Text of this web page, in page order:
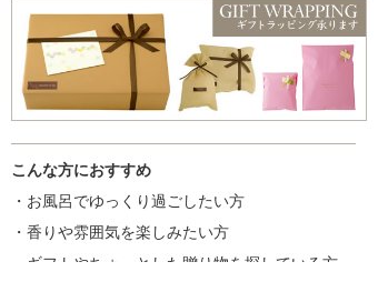
こんな方におすすめ
・お風呂でゆっくり過ごしたい方
・香りや雰囲気を楽しみたい方
・ギフトやちょっとした贈り物を探している方